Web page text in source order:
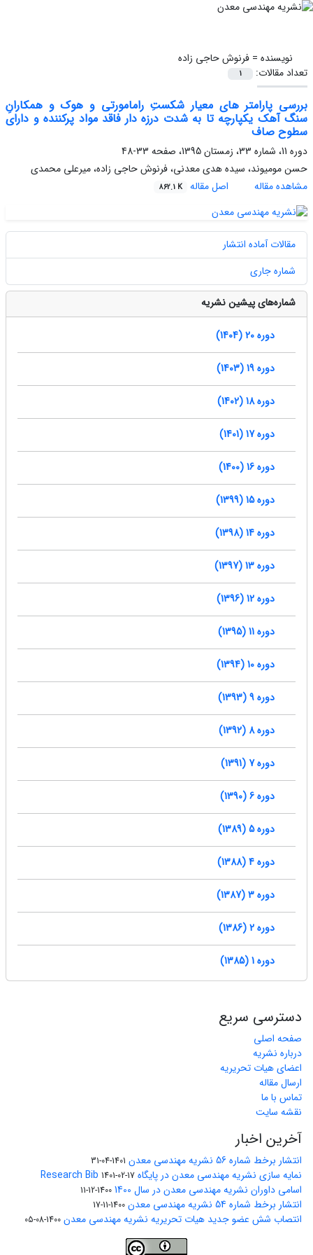
نویسنده =فرنوش حاجی زاده
تعداد مقالات:
1
بررسی پارامتر های معیار شکستِ رامامورتی و هوک و همکارانِ
سنگ آهک یکپارچه تا به شدت درزه دار فاقد مواد پرکننده و دارای
سطوح صاف
دوره 11، شماره 33، زمستان 1395، صفحه
33-48
حسن مومیوند، سیده هدی معدنی، فرنوش حاجی زاده، میرعلی محمدی
مشاهده مقاله
اصل مقاله 862.1 K
مقالات آماده انتشار
شماره جاری
شماره‌های پیشین نشریه
دوره 20 (1404)
دوره 19 (1403)
دوره 18 (1402)
دوره 17 (1401)
دوره 16 (1400)
دوره 15 (1399)
دوره 14 (1398)
دوره 13 (1397)
دوره 12 (1396)
دوره 11 (1395)
دوره 10 (1394)
دوره 9 (1393)
دوره 8 (1392)
دوره 7 (1391)
دوره 6 (1390)
دوره 5 (1389)
دوره 4 (1388)
دوره 3 (1387)
دوره 2 (1386)
دوره 1 (1385)
دسترسی سریع
صفحه اصلی
درباره نشریه
اعضای هیات تحریریه
ارسال مقاله
تماس با ما
نقشه سایت
آخرین اخبار
انتشار برخط شماره 56 نشریه مهندسی معدن 1401-04-31
نمایه سازی نشریه مهندسی معدن در پایگاه Research Bib 1401-02-17
اسامی داوران نشریه مهندسی معدن در سال 1400 1400-12-11
انتشار برخط شماره 54 نشریه مهندسی معدن 1400-11-17
انتصاب شش عضو جدید هیات تحریریه نشریه مهندسی معدن 1400-08-05